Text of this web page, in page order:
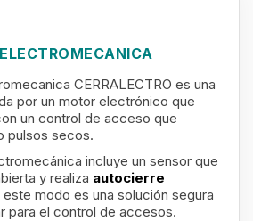
CERRALECTRO es una
por un motor electrónico que
un control de acceso que
pulsos secos.
incluye un sensor que
y realiza autocierre
este modo es una solución segura
para el control de accesos.